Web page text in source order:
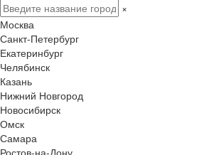
×
Москва
Санкт-Петербург
Екатеринбург
Челябинск
Казань
Нижний Новгород
Новосибирск
Омск
Самара